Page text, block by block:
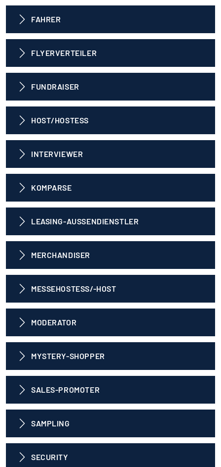
FAHRER
FLYERVERTEILER
FUNDRAISER
HOST/HOSTESS
INTERVIEWER
KOMPARSE
LEASING-AUSSENDIENSTLER
MERCHANDISER
MESSEHOSTESS/-HOST
MODERATOR
MYSTERY-SHOPPER
SALES-PROMOTER
SAMPLING
SECURITY